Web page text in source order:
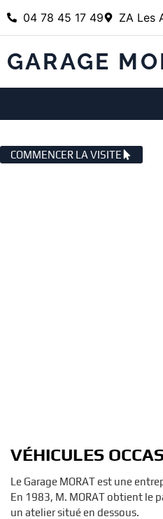
04 78 45 17 49 ZA Les
GARAGE
COMMENCER LA VISITE
VÉHICULES
Le Garage MORAT est une
En 1983, M. MORAT obtient le
un atelier situé en dessous.